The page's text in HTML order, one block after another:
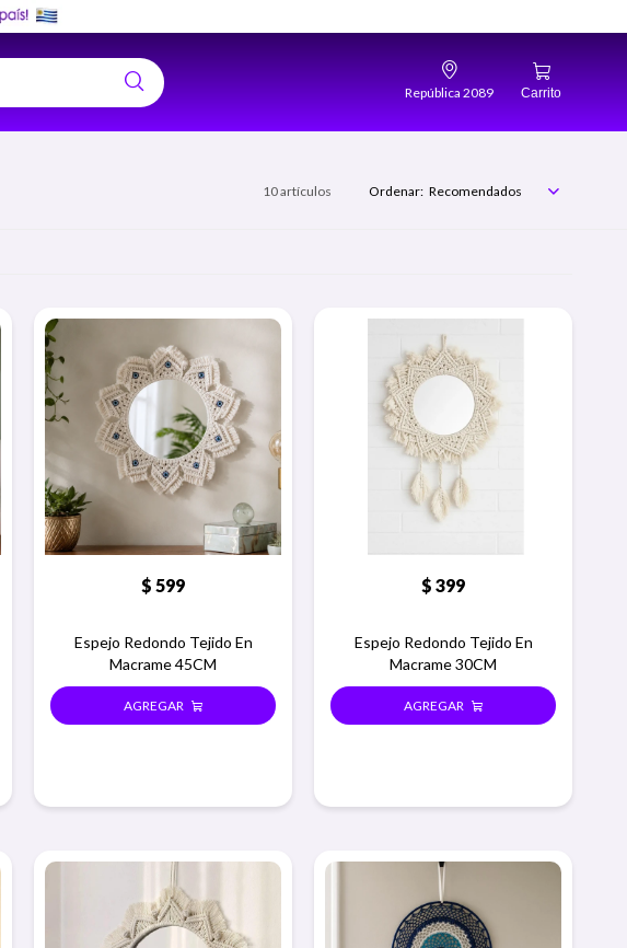
República 2089
10 artículos Recomendados
$ 599
Espejo Redondo Tejido En
Macrame 45CM
$ 399
Espejo Redondo Tejido En
Macrame 30CM